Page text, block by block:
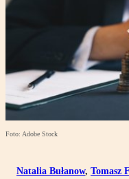
Foto: Adobe Stock
Natalia Bułanow, Tomasz